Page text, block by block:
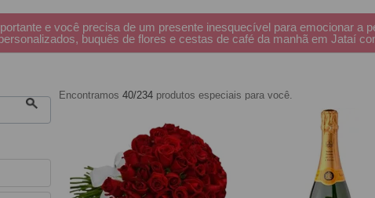
e você precisa de um presente inesquecível para emocionar
buquês de flores e cestas de café da manhã em Jataí
Encontramos40/234 produtos especiais para você.